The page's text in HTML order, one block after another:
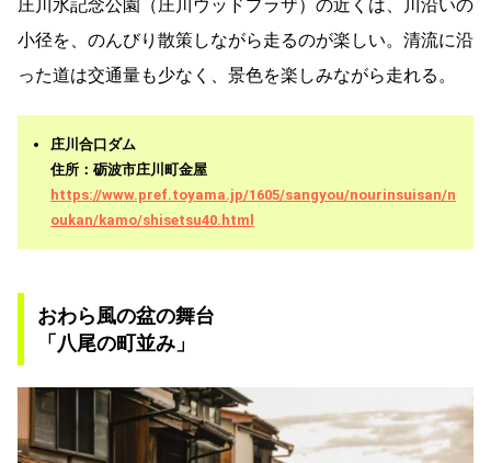
庄川水記念公園（庄川ウッドプラザ）の近くは、川沿いの
小径を、のんびり散策しながら走るのが楽しい。清流に沿
った道は交通量も少なく、景色を楽しみながら走れる。
庄川合口ダム
住所：砺波市庄川町金屋
https://www.pref.toyama.jp/1605/sangyou/nourinsuisan/n
oukan/kamo/shisetsu40.html
おわら風の盆の舞台
「八尾の町並み」